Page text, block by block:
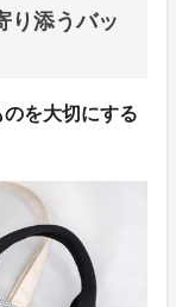
り添うバッ
を大切にする